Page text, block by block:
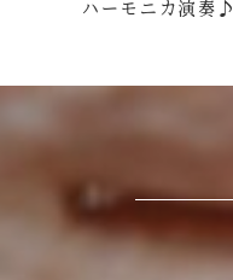
ハーモニカ演奏♪